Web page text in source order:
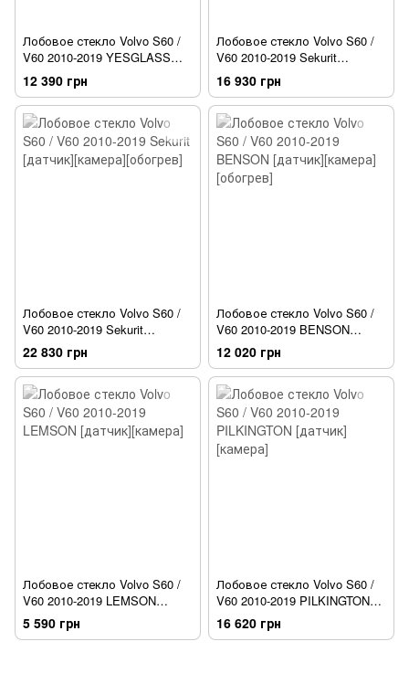
Лобовое стекло Volvo S60 /
V60 2010-2019 YESGLASS
[датчик][камера]
12 390 грн
Лобовое стекло Volvo S60 /
V60 2010-2019 Sekurit
[датчик][камера]
16 930 грн
Лобовое стекло Volvo S60 /
V60 2010-2019 Sekurit
[датчик][камера][обогрев]
22 830 грн
Лобовое стекло Volvo S60 /
V60 2010-2019 BENSON
[датчик][камера][обогрев]
12 020 грн
Лобовое стекло Volvo S60 /
V60 2010-2019 LEMSON
[датчик][камера]
5 590 грн
Лобовое стекло Volvo S60 /
V60 2010-2019 PILKINGTON
[датчик][камера]
16 620 грн